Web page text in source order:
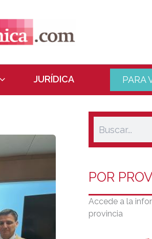
JURÍDICA PARA
POR
Accede a la
provincia